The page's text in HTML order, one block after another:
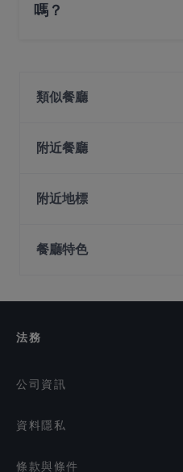
嗎？
類似餐廳
Hermanos
A Beautiful Day
Wursthans Switzerland
附近餐廳
Ăn Là Ghiền - Buffet 5
Teahouse 1973
Parkway Mini Steamboat
Thirteen BBQ Bar 十三烤吧
附近地標
72-13, 新加坡
餐廳特色
在 新加坡 的 深夜美食
法務
公司資訊
資料隱私
條款與條件